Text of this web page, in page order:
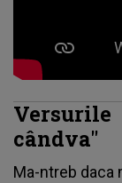
cândva"
Ма-ntrеb dаса